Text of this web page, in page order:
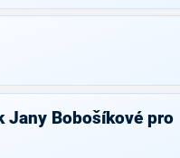
Jany Bobošíkové pro